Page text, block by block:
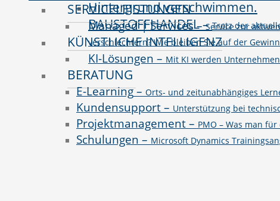
BAUSTOFFHANDEL–Trotz der
verschlechtern? Wie bleiben Sie auf der
SERVICELEISTUNGEN
Managed | Services–Service zur
KÜNSTLICHE INTELLIGENZ
KI-Lösungen – Mit KI werden
BERATUNG
E-Learning– Orts- und zeitunabhängiges
Kundensupport– Unterstützung bei
Projektmanagement– PMO – Was man
Schulungen – Microsoft Dynamics